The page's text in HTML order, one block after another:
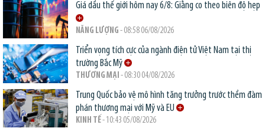
Giá dầu thế giới hôm nay 6/8: Giằng co theo biên độ hẹp
NĂNG LƯỢNG - 08:58 06/08/2026
Triển vọng tích cực của ngành điện tử Việt Nam tại thị
trường Bắc Mỹ
THƯƠNG MẠI - 08:30 04/08/2026
Trung Quốc bảo vệ mô hình tăng trưởng trước thềm đàm
phán thương mại với Mỹ và EU
KINH TẾ- 10:43 05/08/2026